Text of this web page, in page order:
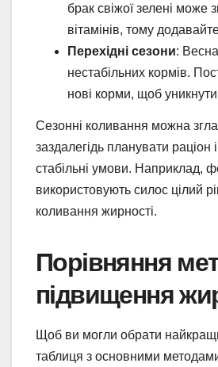
брак свіжої зелені може
вітамінів, тому
Перехідні сезони:
нестабільних кормів.
нові корми, щоб уникнути
Сезонні коливання можна
заздалегідь планувати раціон
стабільні умови. Наприклад,
використовують силос цілий
коливання жирності.
Порівняння
підвищення
Щоб ви могли обрати
таблиця з основними